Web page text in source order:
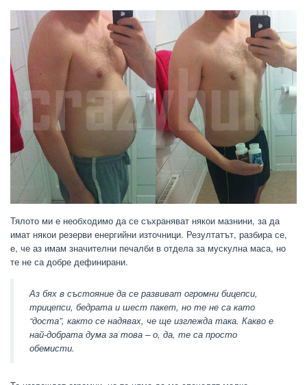
Тялото ми е необходимо да се съхраняват някои мазнини, за да
имат някои резерви енергийни източници. Резултатът, разбира се,
е, че аз имам значителни печалби в отдела за мускулна маса, но
те не са добре дефинирани.
Аз бях в състояние да се развиват огромни бицепси,
трицепси, бедрата и шест пакет, но те не са като
“доста”, както се надявах, че ще изглежда така. Какво е
най-добрата дума за това – о, да, те са просто
обемисти.